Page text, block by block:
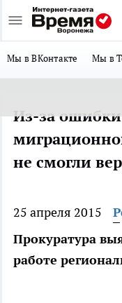
Мы в ВКонтакте Мы в
Из-за
не смогли
25 апреля 2015
Прокуратура
работе